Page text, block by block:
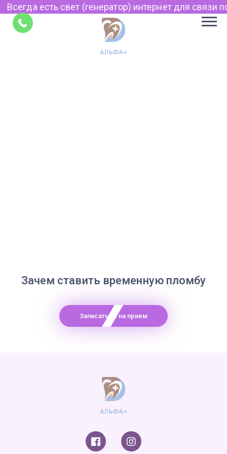
Всегда есть свет (генератор) интернет для связи
Зачем ставить временную пломбу
Записаться на прием